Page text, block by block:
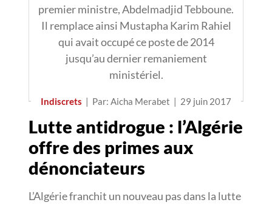
premier ministre, Abdelmadjid Tebboune.
Il remplace ainsi Mustapha Karim Rahiel
qui avait occupé ce poste de 2014
jusqu’au dernier remaniement
ministériel.
Indiscrets | Par: Aicha Merabet | 29 juin 2017
Lutte antidrogue : l’Algérie
offre des primes aux
dénonciateurs
L’Algérie franchit un nouveau pas dans la lutte